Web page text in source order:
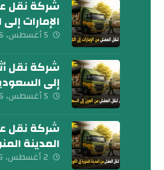
شركة
الإمارات
تواصل معنا
5 أغسطس، 2026
شركة نقل
إلى
اليوم
5 أغسطس، 2026
شركة
المدينة
الكويت 0539600777
2 أغسطس، 2026